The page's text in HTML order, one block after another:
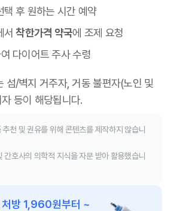
택 후 원하는 시간 예약
서착한가격 약국에 조제 요청
다이어트 주사 수령
섬/벽지 거주자, 거동 불편자(노인 및
등이 해당됩니다.
천 및 권유를 위해 콘텐츠를 제작하지 않습니
간호사의 의학적 지식을 자문 받아 활용했습니
처방 1,960원부터 ~